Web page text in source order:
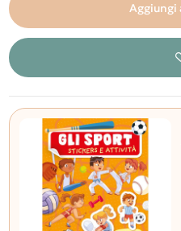
Aggiungi